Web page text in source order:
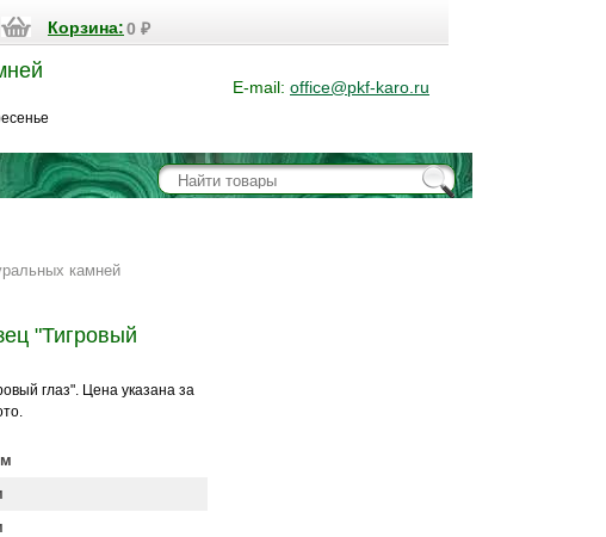
Корзина:0 ₽
E-mail: office@pkf-karo.ru
камней
"Тигровый
глаз". Цена указана за